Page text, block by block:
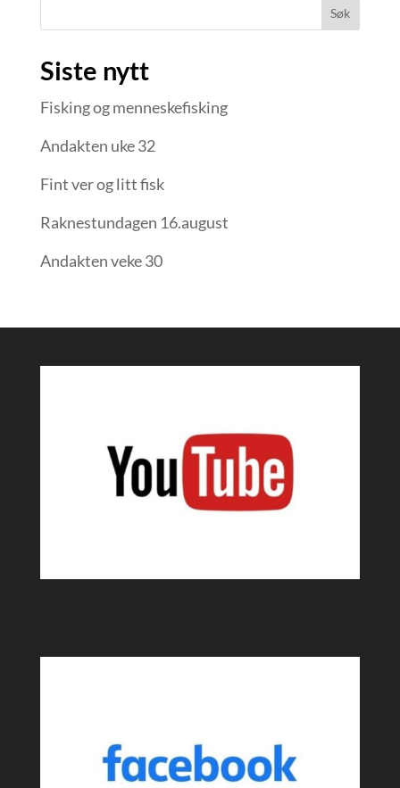
Søk
Siste nytt
Fisking og menneskefisking
Andakten uke 32
Fint ver og litt fisk
Raknestundagen 16.august
Andakten veke 30